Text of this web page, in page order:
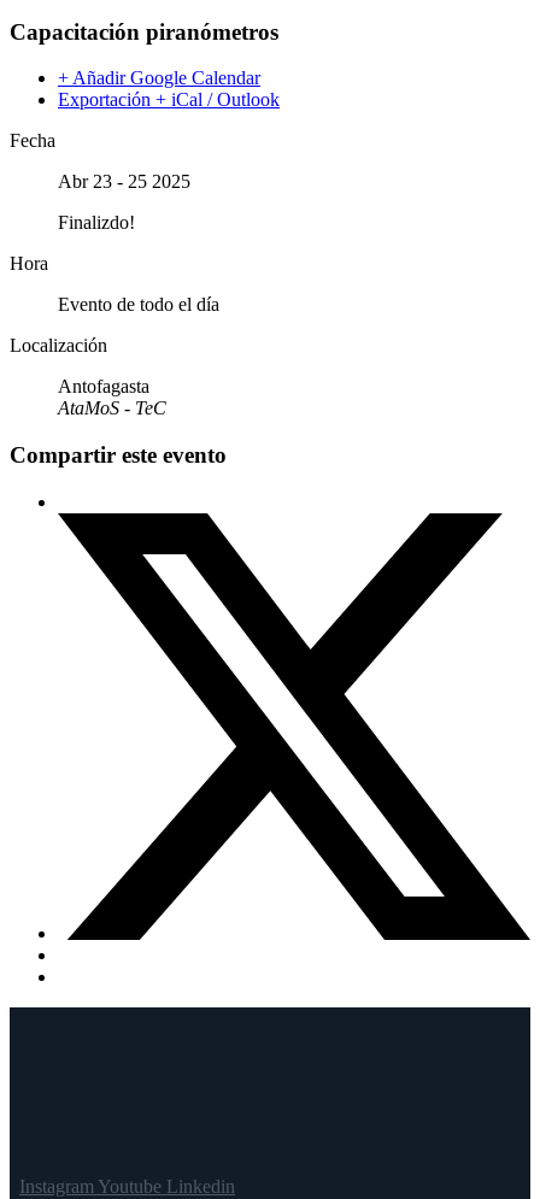
Capacitación piranómetros
+ Añadir Google Calendar
Exportación + iCal / Outlook
Fecha
Abr 23 - 25 2025
Finalizdo!
Hora
Evento de todo el día
Localización
Antofagasta
AtaMoS - TeC
Compartir este evento
Instagram Youtube Linkedin